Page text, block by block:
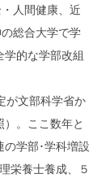
人間健康、近
総合大学で学
的な学部改組
が文部科学省か
）。ここ数年と
学部･学科増設
栄養士養成、５